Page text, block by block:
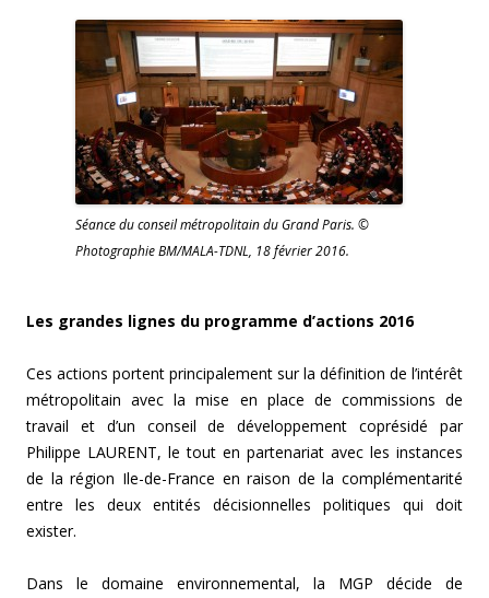
Séance du conseil métropolitain du Grand Paris. ©
Photographie BM/MALA-TDNL, 18 février 2016.
Les grandes lignes du programme d’actions 2016
Ces actions portent principalement sur la définition de l’intérêt
métropolitain avec la mise en place de commissions de
travail et d’un conseil de développement coprésidé par
Philippe LAURENT, le tout en partenariat avec les instances
de la région Ile-de-France en raison de la complémentarité
entre les deux entités décisionnelles politiques qui doit
exister.
Dans le domaine environnemental, la MGP décide de